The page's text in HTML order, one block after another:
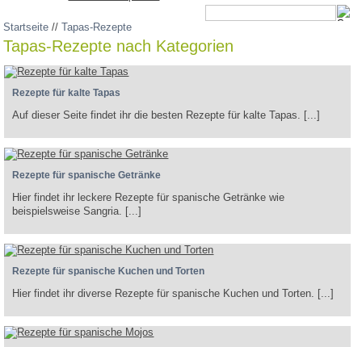
Startseite //Tapas-Rezepte
Tapas-Rezepte nach Kategorien
Rezepte für kalte Tapas
Auf dieser Seite findet ihr die besten Rezepte für kalte Tapas. [...]
Rezepte für spanische Getränke
Hier findet ihr leckere Rezepte für spanische Getränke wie
beispielsweise Sangria. [...]
Rezepte für spanische Kuchen und Torten
Hier findet ihr diverse Rezepte für spanische Kuchen und Torten. [...]